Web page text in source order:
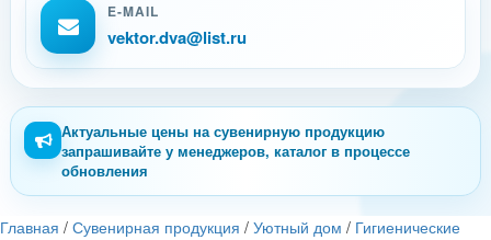
E-MAIL
vektor.dva@list.ru
Актуальные цены на сувенирную продукцию
запрашивайте у менеджеров, каталог в процессе
обновления
Главная / Сувенирная продукция / Уютный дом / Гигиенические